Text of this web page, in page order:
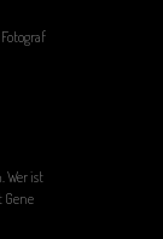
Wer ist
Gene